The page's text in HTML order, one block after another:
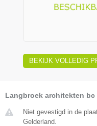
BEKIJK VOLLEDIG
Langbroek architekten bc
Niet gevestigd in de
Gelderland.